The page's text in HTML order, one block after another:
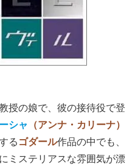
授の娘で、彼の接待役で登
シャ
（アンナ・カリーナ）
る ゴダール作品の中でも、
ミステリアスな雰囲気が漂